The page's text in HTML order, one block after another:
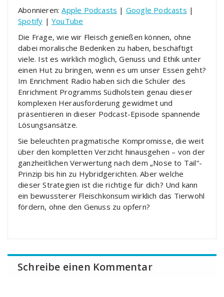
RSS FEED
LINK
EMBED
Abonnieren:Apple Podcasts | Google Podcasts |
Spotify |YouTube
Die Frage, wie wir Fleisch genießen können, ohne
dabei moralische Bedenken zu haben, beschäftigt
viele. Ist es wirklich möglich, Genuss und Ethik unter
einen Hut zu bringen, wenn es um unser Essen geht?
Im Enrichment Radio haben sich die Schüler des
Enrichment Programms Südholstein genau dieser
komplexen Herausforderung gewidmet und
präsentieren in dieser Podcast-Episode spannende
Lösungsansätze.
Sie beleuchten pragmatische Kompromisse, die weit
über den kompletten Verzicht hinausgehen – von der
ganzheitlichen Verwertung nach dem „Nose to Tail“-
Prinzip bis hin zu Hybridgerichten. Aber welche
dieser Strategien ist die richtige für dich? Und kann
ein bewussterer Fleischkonsum wirklich das Tierwohl
fördern, ohne den Genuss zu opfern?
Schreibe einen Kommentar